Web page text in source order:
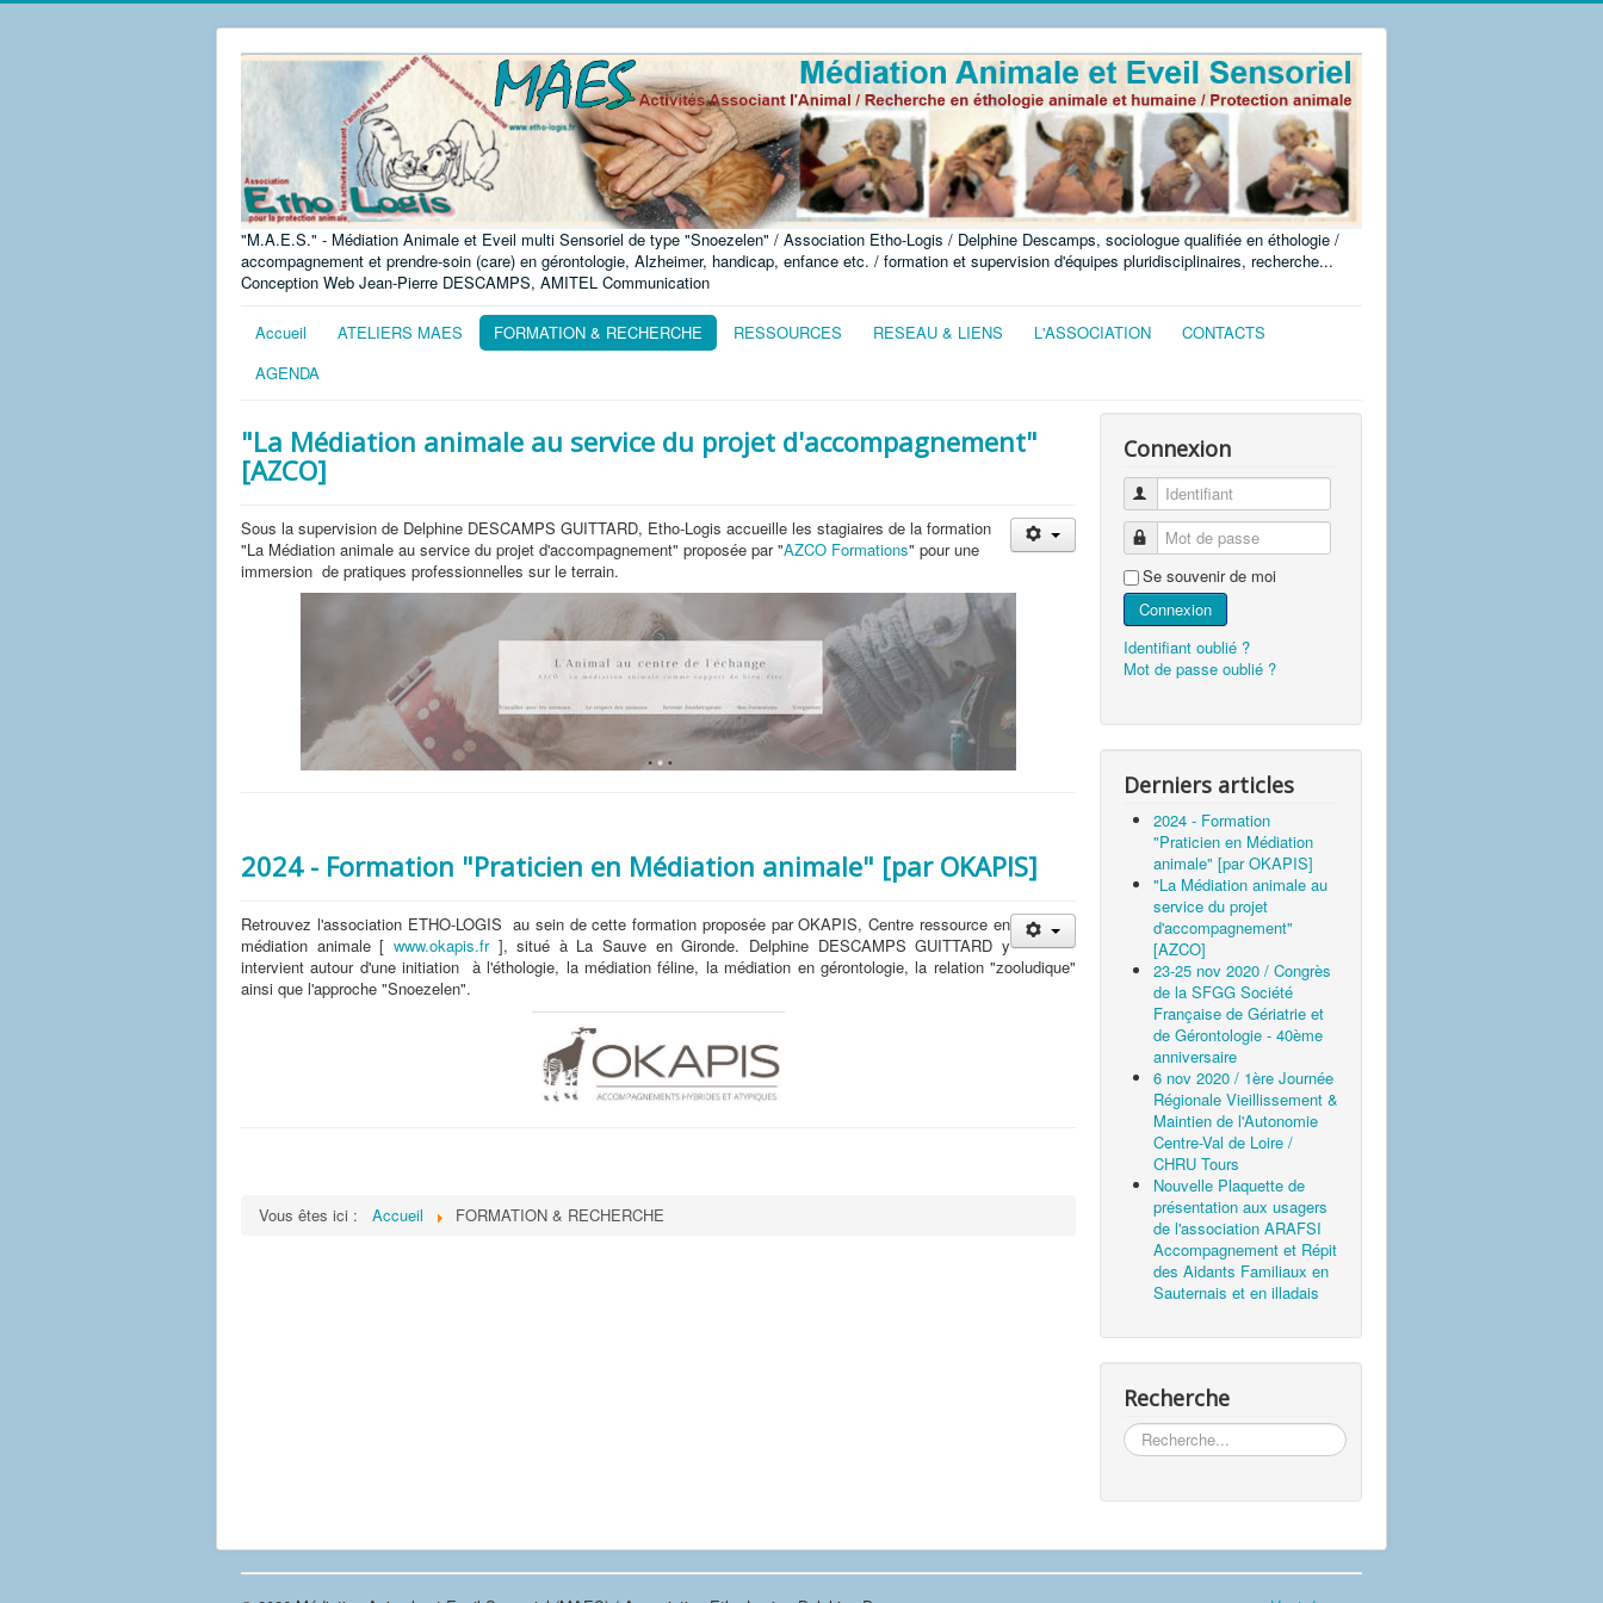
"M.A.E.S." - Médiation Animale et Eveil multi Sensoriel de type "Snoezelen" / Association Etho-Logis / Delphine Descamps, sociologue qualifiée en éthologie /
accompagnement et prendre-soin (care) en gérontologie, Alzheimer, handicap, enfance etc. / formation et supervision d'équipes pluridisciplinaires, recherche...
Conception Web Jean-Pierre DESCAMPS, AMITEL Communication
Accueil ATELIERS MAES FORMATION & RECHERCHE RESSOURCES RESEAU & LIENS L'ASSOCIATION
CONTACTS
AGENDA
"La Médiation animale au service du projet d'accompagnement"
[AZCO]
Sous la supervision de Delphine DESCAMPS GUITTARD, Etho-Logis accueille les stagiaires de la formation
"La Médiation animale au service du projet d'accompagnement" proposée par "AZCO Formations" pour une
immersion de pratiques professionnelles sur le terrain.
2024 - Formation "Praticien en Médiation animale" [par OKAPIS]
Retrouvez l'association ETHO-LOGIS au sein de cette formation proposée par OKAPIS, Centre ressource en
médiation animale [ www.okapis.fr], situé à La Sauve en Gironde. Delphine DESCAMPS GUITTARD y
intervient autour d'une initiation à l'éthologie, la médiation féline, la médiation en gérontologie, la relation "zooludique"
ainsi que l'approche "Snoezelen".
Vous êtes ici : Accueil FORMATION & RECHERCHE
Connexion
Identifiant
Mot de passe
Se souvenir de moi
Connexion
Identifiant oublié ?
Mot de passe oublié ?
Derniers articles
2024 - Formation
"Praticien en Médiation
animale" [par OKAPIS]
"La Médiation animale au
service du projet
d'accompagnement"
[AZCO]
23-25 nov 2020 / Congrès
de la SFGG Société
Française de Gériatrie et
de Gérontologie - 40ème
anniversaire
6 nov 2020 / 1ère Journée
Régionale Vieillissement &
Maintien de l'Autonomie
Centre-Val de Loire /
CHRU Tours
Nouvelle Plaquette de
présentation aux usagers
de l'association ARAFSI
Accompagnement et Répit
des Aidants Familiaux en
Sauternais et en illadais
Recherche
Rechercher